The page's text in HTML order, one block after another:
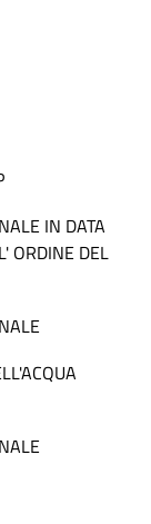
IN DATA
ORDINE DEL